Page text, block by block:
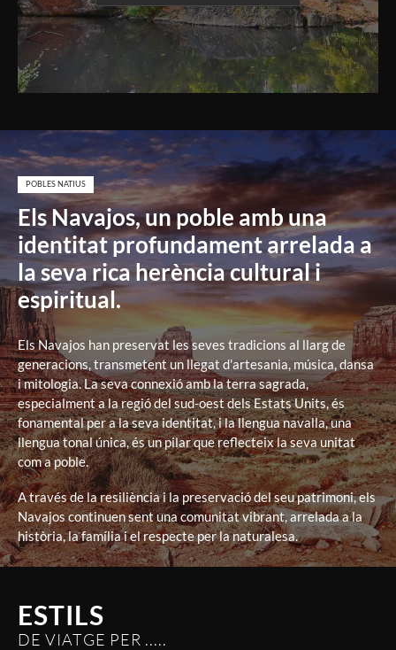
POBLES NATIUS
Els Navajos, un poble amb una
identitat profundament arrelada a
la seva rica herència cultural i
espiritual.
Els Navajos han preservat les seves tradicions al llarg de
generacions, transmetent un llegat d'artesania, música, dansa
i mitologia. La seva connexió amb la terra sagrada,
especialment a la regió del sud-oest dels Estats Units, és
fonamental per a la seva identitat, i la llengua navalla, una
llengua tonal única, és un pilar que reflecteix la seva unitat
com a poble.
A través de la resiliència i la preservació del seu patrimoni, els
Navajos continuen sent una comunitat vibrant, arrelada a la
història, la família i el respecte per la naturalesa.
ESTILS
DE VIATGE PER .....